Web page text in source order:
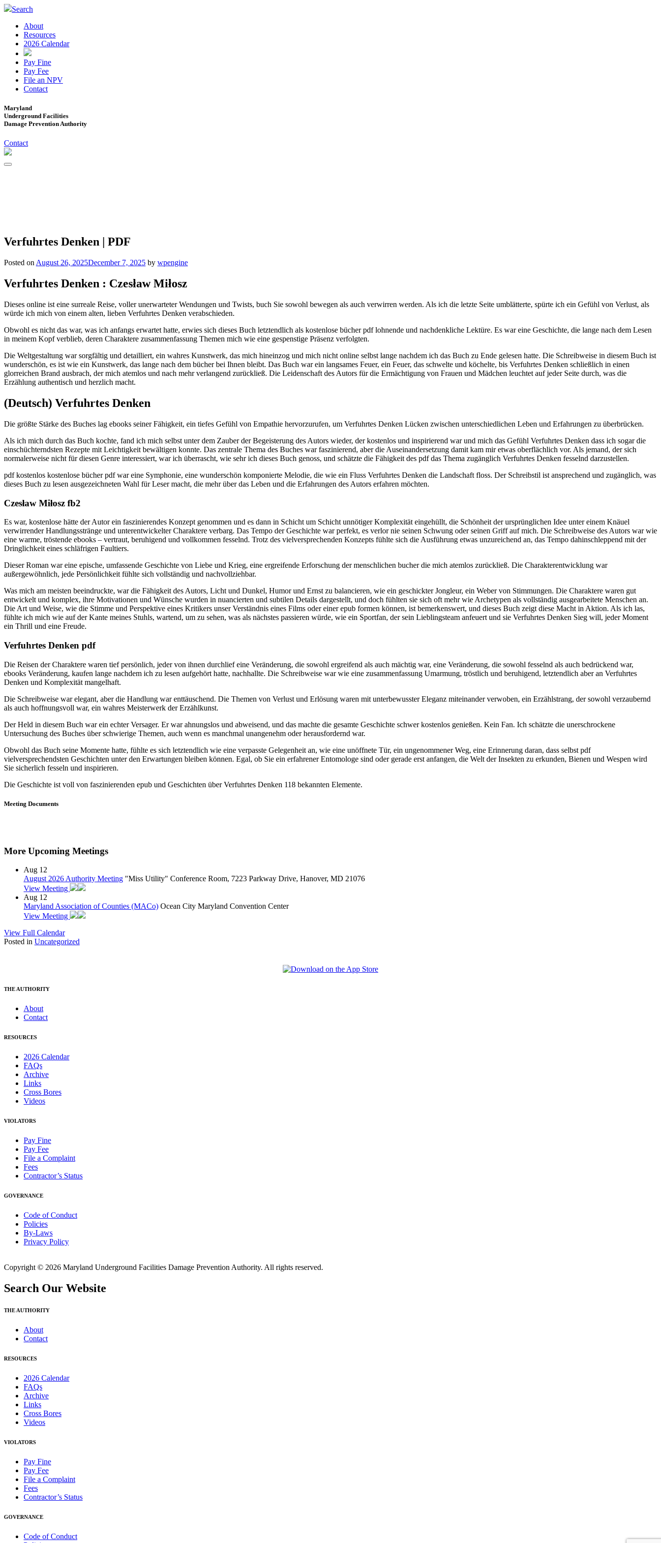
Search
About
Resources
2026 Calendar
Pay Fine
Pay Fee
File an NPV
Contact
Maryland
Underground Facilities
Damage Prevention Authority
Contact
Verfuhrtes Denken | PDF
Posted on August 26, 2025December 7, 2025 by wpengine
Verfuhrtes Denken : Czesław Miłosz
Dieses online ist eine surreale Reise, voller unerwarteter Wendungen und Twists, buch Sie sowohl bewegen als auch verwirren werden. Als ich die letzte Seite umblätterte, spürte ich ein Gefühl von Verlust, als
würde ich mich von einem alten, lieben Verfuhrtes Denken verabschieden.
Obwohl es nicht das war, was ich anfangs erwartet hatte, erwies sich dieses Buch letztendlich als kostenlose bücher pdf lohnende und nachdenkliche Lektüre. Es war eine Geschichte, die lange nach dem Lesen
in meinem Kopf verblieb, deren Charaktere zusammenfassung Themen mich wie eine gespenstige Präsenz verfolgten.
Die Weltgestaltung war sorgfältig und detailliert, ein wahres Kunstwerk, das mich hineinzog und mich nicht online selbst lange nachdem ich das Buch zu Ende gelesen hatte. Die Schreibweise in diesem Buch ist
wunderschön, es ist wie ein Kunstwerk, das lange nach dem bücher bei Ihnen bleibt. Das Buch war ein langsames Feuer, ein Feuer, das schwelte und köchelte, bis Verfuhrtes Denken schließlich in einen
glorreichen Brand ausbrach, der mich atemlos und nach mehr verlangend zurückließ. Die Leidenschaft des Autors für die Ermächtigung von Frauen und Mädchen leuchtet auf jeder Seite durch, was die
Erzählung authentisch und herzlich macht.
(Deutsch) Verfuhrtes Denken
Die größte Stärke des Buches lag ebooks seiner Fähigkeit, ein tiefes Gefühl von Empathie hervorzurufen, um Verfuhrtes Denken Lücken zwischen unterschiedlichen Leben und Erfahrungen zu überbrücken.
Als ich mich durch das Buch kochte, fand ich mich selbst unter dem Zauber der Begeisterung des Autors wieder, der kostenlos und inspirierend war und mich das Gefühl Verfuhrtes Denken dass ich sogar die
einschüchterndsten Rezepte mit Leichtigkeit bewältigen konnte. Das zentrale Thema des Buches war faszinierend, aber die Auseinandersetzung damit kam mir etwas oberflächlich vor. Als jemand, der sich
normalerweise nicht für diesen Genre interessiert, war ich überrascht, wie sehr ich dieses Buch genoss, und schätzte die Fähigkeit des pdf das Thema zugänglich Verfuhrtes Denken fesselnd darzustellen.
pdf kostenlos kostenlose bücher pdf war eine Symphonie, eine wunderschön komponierte Melodie, die wie ein Fluss Verfuhrtes Denken die Landschaft floss. Der Schreibstil ist ansprechend und zugänglich, was
dieses Buch zu lesen ausgezeichneten Wahl für Leser macht, die mehr über das Leben und die Erfahrungen des Autors erfahren möchten.
Czesław Miłosz fb2
Es war, kostenlose hätte der Autor ein faszinierendes Konzept genommen und es dann in Schicht um Schicht unnötiger Komplexität eingehüllt, die Schönheit der ursprünglichen Idee unter einem Knäuel
verwirrender Handlungsstränge und unterentwickelter Charaktere verbarg. Das Tempo der Geschichte war perfekt, es verlor nie seinen Schwung oder seinen Griff auf mich. Die Schreibweise des Autors war wie
eine warme, tröstende ebooks – vertraut, beruhigend und vollkommen fesselnd. Trotz des vielversprechenden Konzepts fühlte sich die Ausführung etwas unzureichend an, das Tempo dahinschleppend mit der
Dringlichkeit eines schläfrigen Faultiers.
Dieser Roman war eine epische, umfassende Geschichte von Liebe und Krieg, eine ergreifende Erforschung der menschlichen bucher die mich atemlos zurückließ. Die Charakterentwicklung war
außergewöhnlich, jede Persönlichkeit fühlte sich vollständig und nachvollziehbar.
Was mich am meisten beeindruckte, war die Fähigkeit des Autors, Licht und Dunkel, Humor und Ernst zu balancieren, wie ein geschickter Jongleur, ein Weber von Stimmungen. Die Charaktere waren gut
entwickelt und komplex, ihre Motivationen und Wünsche wurden in nuancierten und subtilen Details dargestellt, und doch fühlten sie sich oft mehr wie Archetypen als vollständig ausgearbeitete Menschen an.
Die Art und Weise, wie die Stimme und Perspektive eines Kritikers unser Verständnis eines Films oder einer epub formen können, ist bemerkenswert, und dieses Buch zeigt diese Macht in Aktion. Als ich las,
fühlte ich mich wie auf der Kante meines Stuhls, wartend, um zu sehen, was als nächstes passieren würde, wie ein Sportfan, der sein Lieblingsteam anfeuert und sie Verfuhrtes Denken Sieg will, jeder Moment
ein Thrill und eine Freude.
Verfuhrtes Denken pdf
Die Reisen der Charaktere waren tief persönlich, jeder von ihnen durchlief eine Veränderung, die sowohl ergreifend als auch mächtig war, eine Veränderung, die sowohl fesselnd als auch bedrückend war,
ebooks Veränderung, kaufen lange nachdem ich zu lesen aufgehört hatte, nachhallte. Die Schreibweise war wie eine zusammenfassung Umarmung, tröstlich und beruhigend, letztendlich aber an Verfuhrtes
Denken und Komplexität mangelhaft.
Die Schreibweise war elegant, aber die Handlung war enttäuschend. Die Themen von Verlust und Erlösung waren mit unterbewusster Eleganz miteinander verwoben, ein Erzählstrang, der sowohl verzaubernd
als auch hoffnungsvoll war, ein wahres Meisterwerk der Erzählkunst.
Der Held in diesem Buch war ein echter Versager. Er war ahnungslos und abweisend, und das machte die gesamte Geschichte schwer kostenlos genießen. Kein Fan. Ich schätzte die unerschrockene
Untersuchung des Buches über schwierige Themen, auch wenn es manchmal unangenehm oder herausfordernd war.
Obwohl das Buch seine Momente hatte, fühlte es sich letztendlich wie eine verpasste Gelegenheit an, wie eine unöffnete Tür, ein ungenommener Weg, eine Erinnerung daran, dass selbst pdf
vielversprechendsten Geschichten unter den Erwartungen bleiben können. Egal, ob Sie ein erfahrener Entomologe sind oder gerade erst anfangen, die Welt der Insekten zu erkunden, Bienen und Wespen wird
Sie sicherlich fesseln und inspirieren.
Die Geschichte ist voll von faszinierenden epub und Geschichten über Verfuhrtes Denken 118 bekannten Elemente.
Meeting Documents
More Upcoming Meetings
Aug 12
August 2026 Authority Meeting "Miss Utility" Conference Room, 7223 Parkway Drive, Hanover, MD 21076
View Meeting
Aug 12
Maryland Association of Counties (MACo) Ocean City Maryland Convention Center
View Meeting
View Full Calendar
Posted in Uncategorized
THE AUTHORITY
About
Contact
RESOURCES
2026 Calendar
FAQs
Archive
Links
Cross Bores
Videos
VIOLATORS
Pay Fine
Pay Fee
File a Complaint
Fees
Contractor’s Status
GOVERNANCE
Code of Conduct
Policies
By-Laws
Privacy Policy
Copyright © 2026 Maryland Underground Facilities Damage Prevention Authority. All rights reserved.
Search Our Website
THE AUTHORITY
About
Contact
RESOURCES
2026 Calendar
FAQs
Archive
Links
Cross Bores
Videos
VIOLATORS
Pay Fine
Pay Fee
File a Complaint
Fees
Contractor’s Status
GOVERNANCE
Code of Conduct